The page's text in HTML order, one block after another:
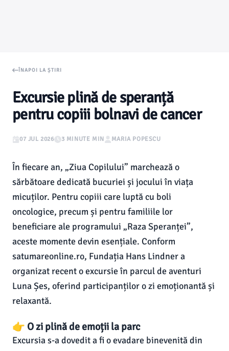
ÎNAPOI LA ȘTIRI
Excursie plină de speranță
pentru copiii bolnavi de cancer
07 JUL 2026 3 MINUTE MIN MARIA POPESCU
În fiecare an, „Ziua Copilului” marchează o
sărbătoare dedicată bucuriei și jocului în viața
micuților. Pentru copiii care luptă cu boli
oncologice, precum și pentru familiile lor
beneficiare ale programului „Raza Speranței”,
aceste momente devin esențiale. Conform
satumareonline.ro, Fundația Hans Lindner a
organizat recent o excursie în parcul de aventuri
Luna Șes, oferind participanților o zi emoționantă și
relaxantă.
👉 O zi plină de emoții la parc
Excursia s-a dovedit a fi o evadare binevenită din